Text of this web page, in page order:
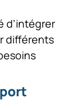
d’intégrer
différents